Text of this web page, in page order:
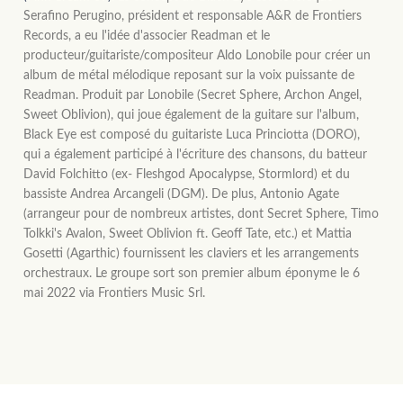
Serafino Perugino, président et responsable A&R de Frontiers
Records, a eu l'idée d'associer Readman et le
producteur/guitariste/compositeur Aldo Lonobile pour créer un
album de métal mélodique reposant sur la voix puissante de
Readman. Produit par Lonobile (Secret Sphere, Archon Angel,
Sweet Oblivion), qui joue également de la guitare sur l'album,
Black Eye est composé du guitariste Luca Princiotta (DORO),
qui a également participé à l'écriture des chansons, du batteur
David Folchitto (ex- Fleshgod Apocalypse, Stormlord) et du
bassiste Andrea Arcangeli (DGM). De plus, Antonio Agate
(arrangeur pour de nombreux artistes, dont Secret Sphere, Timo
Tolkki's Avalon, Sweet Oblivion ft. Geoff Tate, etc.) et Mattia
Gosetti (Agarthic) fournissent les claviers et les arrangements
orchestraux. Le groupe sort son premier album éponyme le 6
mai 2022 via Frontiers Music Srl.